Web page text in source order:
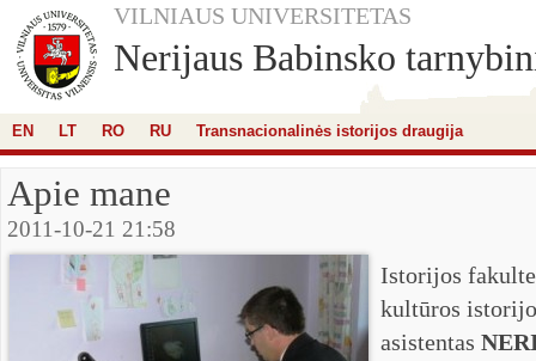
VILNIAUS UNIVERSITETAS
Nerijaus Babinsko
EN LT RO RU Transnacionalinės istorijos draugija
Apie mane
2011-10-21 21:58
Istorijos
kultūros
asistentas